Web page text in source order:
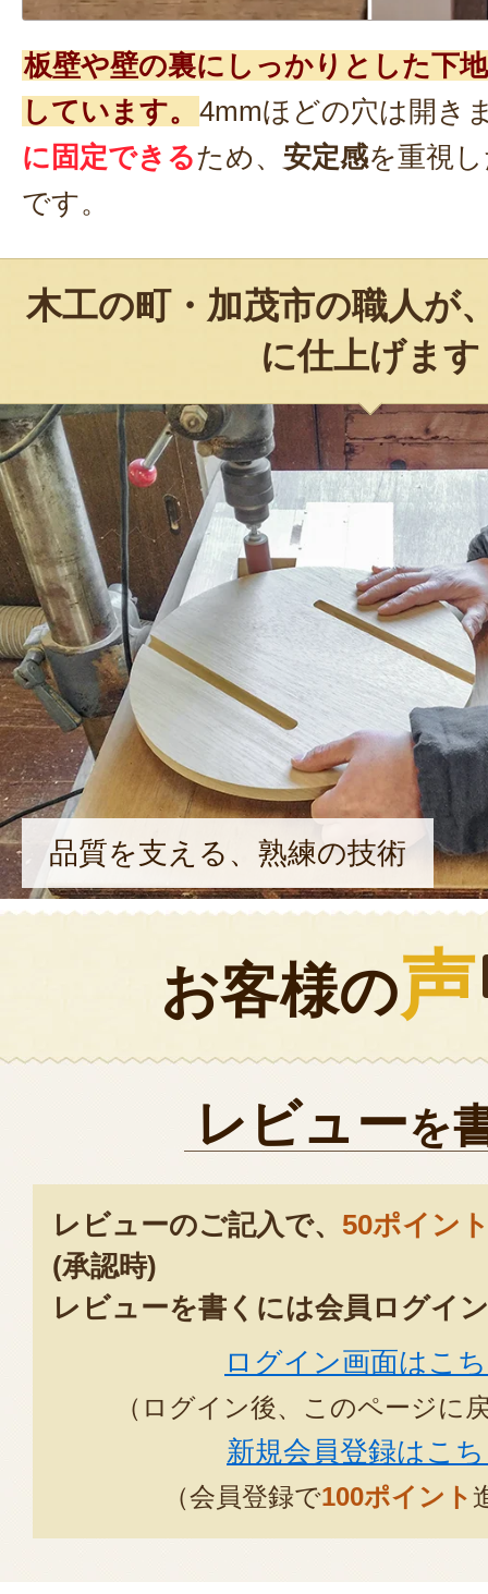
板壁や壁の裏にしっかりとした下
しています。 4mmほどの穴は開き
に固定できるため、 安定感を重視
です。
木工の町・加茂市の職人が
に仕上げます
品質を支える、熟練の技術
お客様の声
レビューを
レビューのご記入で、 50ポイン
(承認時)
レビューを書くには会員ログイ
ログイン画面はこ
（ログイン後、このページに
新規会員登録はこ
（会員登録で100ポイント